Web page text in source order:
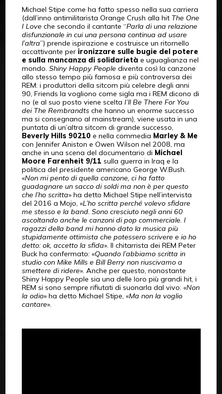
Michael Stipe come ha fatto spesso nella sua carriera
(dall’inno antimilitarista Orange Crush alla hit The One
I Loveche secondo il cantante “Parla di una relazione
disfunzionale in cui una persona continua ad usare
l’altra”) prende ispirazione e costruisce un ritornello
accattivante per ironizzare sulle bugie del potere
e sulla mancanza di solidarietà e uguaglianza nel
mondo. Shiny Happy Peoplediventa così la canzone
allo stesso tempo più famosa e più controversa dei
REM: i produttori della sitcom più celebre degli anni
90, Friends la vogliono come sigla ma i REM dicono di
no (e al suo posto viene scelta I’ll Be There For You
dei The Rembrandtsche hanno un enorme successo
ma si consegnano al mainstream), viene usata in una
puntata di un’altra sitcom di grande successo,
Beverly Hills 90210e nella commedia Marley & Me
con Jennifer Aniston e Owen Wilson nel 2008, ma
anche in una scena del documentario di Michael
Moore Farenheit 9/11 sulla guerra in Iraq e la
politica del presidente americano George W.Bush.
«Non mi pento di quella canzone, ci ha fatto
guadagnare un sacco di soldi ma non è per questo
che l’ho scritta» ha detto Michael Stipe nell’intervista
del 2016 a Mojo, «L’ho scritta perché volevo sfidare
me stesso e la band. Sono cresciuto negli anni 60
ascoltando anche le canzoni di pop commerciale. I
ragazzi della band mi hanno dato la musica più
stupidamente ottimista che potessero scrivere e io ho
detto: ok, accetto la sfida». Il chitarrista dei REM Peter
Buck ha confermato: «Quando l’abbiamo scritta in
studio con Mike Mills e Bill Berry non riuscivamo a
smettere di ridere». Anche per questo, nonostante
Shiny Happy People sia una delle loro più grandi hit, i
REM si sono sempre rifiutati di suonarla dal vivo: «Non
la odio» ha detto Michael Stipe, «Ma non la voglio
cantare».